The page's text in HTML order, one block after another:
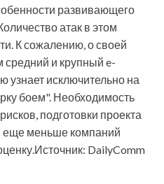
развивающего
атак в этом
К сожалению, о своей
средний и крупный e-
узнает исключительно на
боем". Необходимость
подготовки проекта
еще меньше компаний
DailyComm